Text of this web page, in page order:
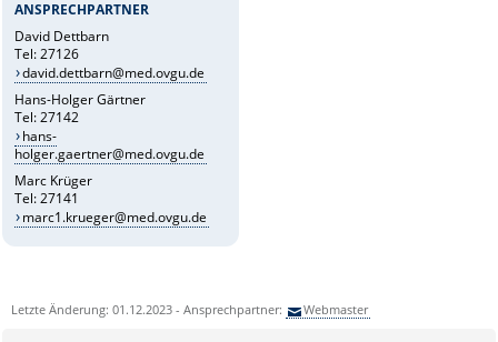
ANSPRECHPARTNER
David Dettbarn
Tel: 27126
david.dettbarn@med.ovgu.de
Hans-Holger Gärtner
Tel: 27142
hans-
holger.gaertner@med.ovgu.de
Marc Krüger
Tel: 27141
marc1.krueger@med.ovgu.de
Letzte Änderung: 01.12.2023 - Ansprechpartner: Webmaster